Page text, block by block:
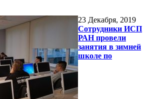
23 Декабря, 2019
Сотрудники ИСП
РАН провели
занятия в зимней
школе по